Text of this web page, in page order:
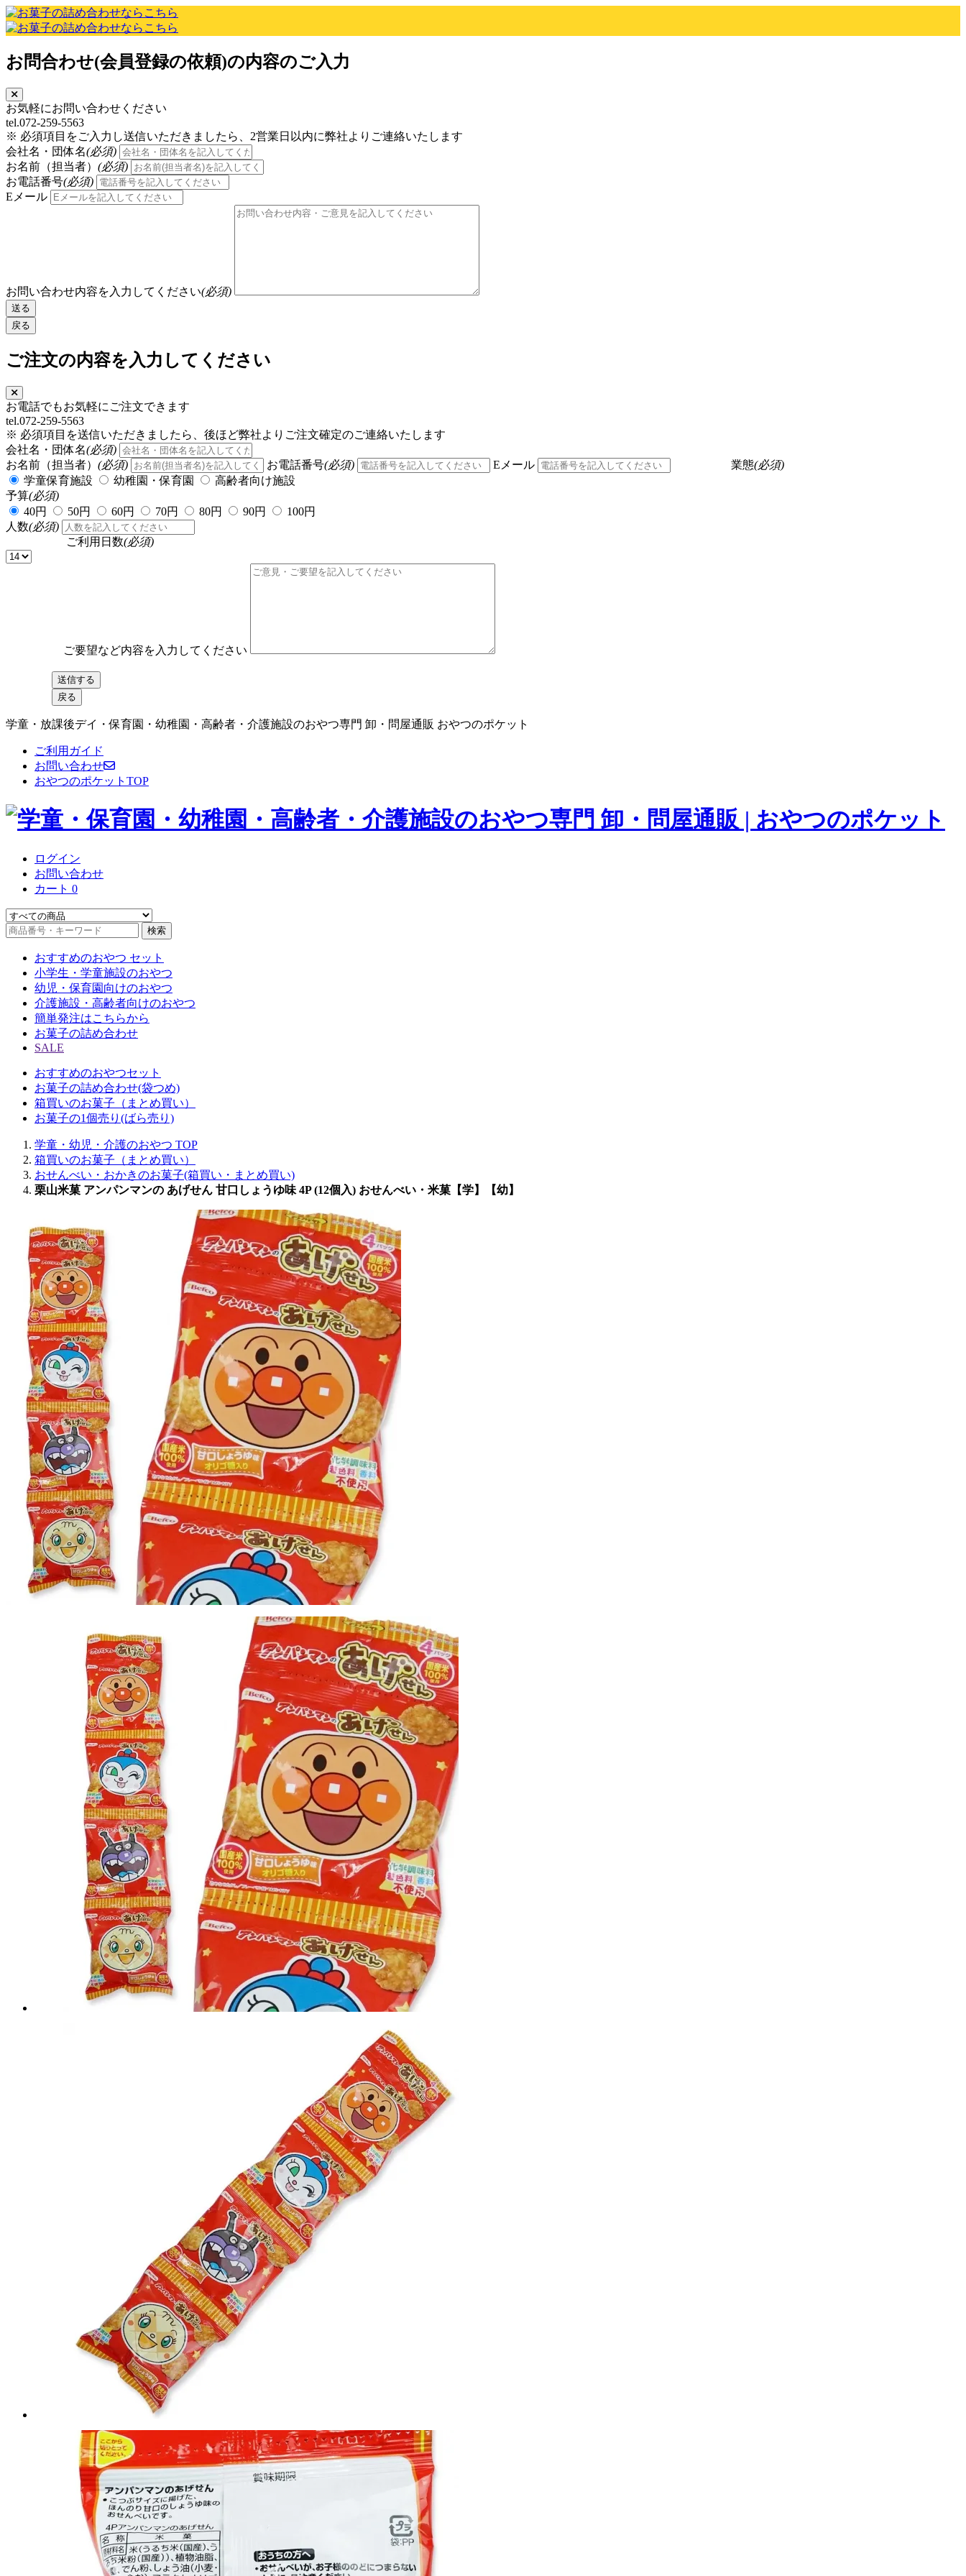
お問合わせ(会員登録の依頼)の内容のご入力
お気軽にお問い合わせください
tel.072-259-5563
※ 必須項目をご入力し送信いただきましたら、2営業日以内に弊社よりご連絡いたします
会社名・団体名(必須)
お名前（担当者） (必須)
お電話番号(必須)
Eメール
お問い合わせ内容を入力してください(必須)
ご注文の内容を入力してください
お電話でもお気軽にご注文できます
tel.072-259-5563
※ 必須項目を送信いただきましたら、後ほど弊社よりご注文確定のご連絡いたします
会社名・団体名(必須)
お名前（担当者） (必須) お電話番号(必須) Eメール 業態(必須)
学童保育施設
幼稚園・保育園
高齢者向け施設
予算(必須)
40円
50円 60円 70円 80円 90円
100円
人数(必須)
ご利用日数(必須)
ご要望など内容を入力してください
学童・放課後デイ・保育園・幼稚園・高齢者・介護施設のおやつ専門 卸・問屋通販 おやつのポケット
ご利用ガイド
お問い合わせ
おやつのポケットTOP
ログイン
お問い合わせ
カート 0
検索
おすすめのおやつ セット
小学生・学童施設のおやつ
幼児・保育園向けのおやつ
介護施設・高齢者向けのおやつ
簡単発注はこちらから
お菓子の詰め合わせ
SALE
おすすめのおやつセット
お菓子の詰め合わせ(袋つめ)
箱買いのお菓子（まとめ買い）
お菓子の1個売り(ばら売り)
学童・幼児・介護のおやつ TOP
箱買いのお菓子（まとめ買い）
おせんべい・おかきのお菓子(箱買い・まとめ買い)
栗山米菓 アンパンマンの あげせん 甘口しょうゆ味 4P (12個入) おせんべい・米菓【学】【幼】